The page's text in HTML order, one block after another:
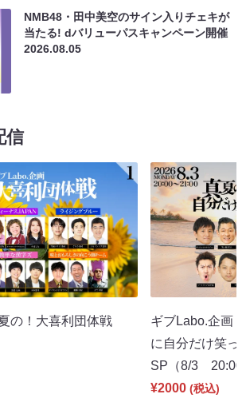
NMB48・田中美空のサイン入りチェキが
当たる! dバリューパスキャンペーン開催
2026.08.05
信
の！大喜利団体戦
ギブLabo.企画
に自分だけ笑っ
SP（8/3 20:00
¥2000 (税込)